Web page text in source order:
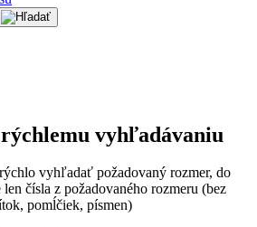
vyhľadávaniu
vyhľadať požadovaný rozmer, do
čísla z požadovaného rozmeru (bez
pomĺčiek, písmen)